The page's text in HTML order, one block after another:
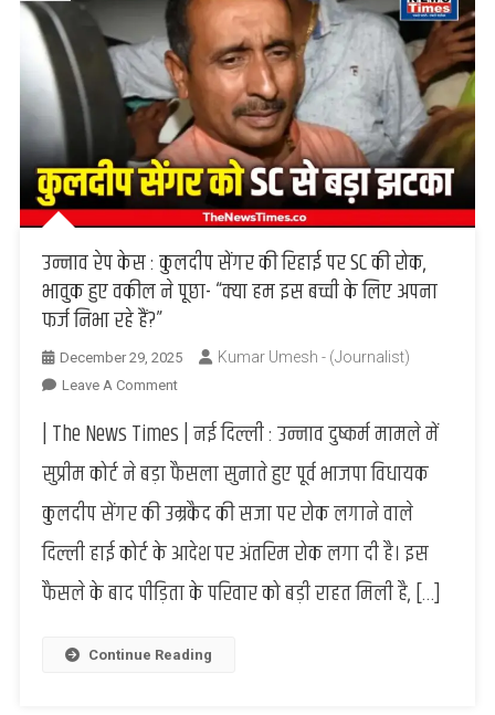
उन्नाव रेप केस : कुलदीप सेंगर की रिहाई पर SC की रोक,
भावुक हुए वकील ने पूछा- “क्या हम इस बच्ची के लिए अपना
फर्ज निभा रहे हैं?”
December 29, 2025 Kumar Umesh - (Journalist)
Leave A CommentOn
रेप
केस
:
कुलदीप
की
रिहाई
की
| The News Times | नई दिल्ली : उन्नाव दुष्कर्म मामले में
सुप्रीम कोर्ट ने बड़ा फैसला सुनाते हुए पूर्व भाजपा विधायक
कुलदीप सेंगर की उम्रकैद की सजा पर रोक लगाने वाले
दिल्ली हाई कोर्ट के आदेश पर अंतरिम रोक लगा दी है। इस
फैसले के बाद पीड़िता के परिवार को बड़ी राहत मिली है, […]
Continue Reading